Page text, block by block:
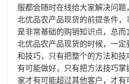
服都会随时在线给大家解决问
北优品农产品现货的前提条件
是非常基础的购销知识点，总
北优品农产品现货的时候，一
和技巧，只有把整个的方法和
有可能做好，只有把方法技巧
家才有可能超过其他客户，才